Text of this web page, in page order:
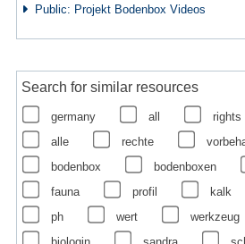
Public: Projekt Bodenbox Videos
Search for similar resources
germany all rights
alle
rechte
bodenbox
bodenboxen
fauna
profil kalk
ph
wert werkzeug